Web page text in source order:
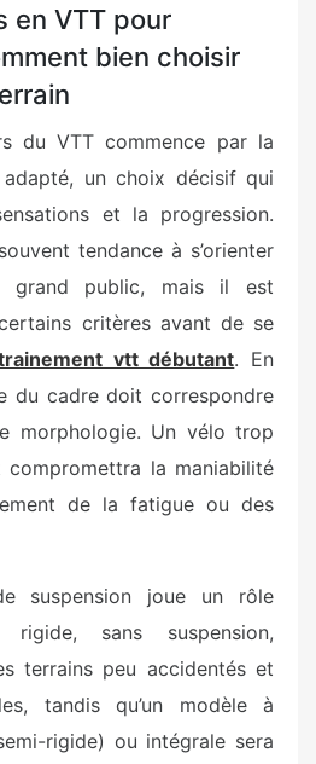
en VTT pour
bien choisir
du VTT commence par la
adapté, un choix décisif qui
et la progression.
tendance à s’orienter
grand public, mais il est
critères avant de se
vtt débutant. En
du cadre doit correspondre
morphologie. Un vélo trop
la maniabilité
de la fatigue ou des
suspension joue un rôle
sans suspension,
terrains peu accidentés et
tandis qu’un modèle à
rigide) ou intégrale sera